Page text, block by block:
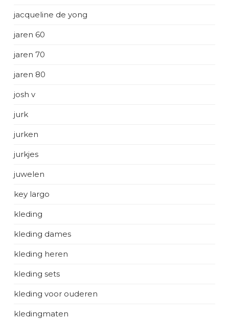
jacqueline de yong
jaren 60
jaren 70
jaren 80
josh v
jurk
jurken
jurkjes
juwelen
key largo
kleding
kleding dames
kleding heren
kleding sets
kleding voor ouderen
kledingmaten